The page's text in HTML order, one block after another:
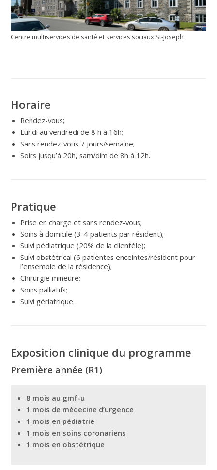
Centre multiservices de santé et services sociaux St-Joseph
Horaire
Rendez-vous;
Lundi au vendredi de 8 h à 16h;
Sans rendez-vous 7 jours/semaine;
Soirs jusqu’à 20h, sam/dim de 8h à 12h.
Pratique
Prise en charge et sans rendez-vous;
Soins à domicile (3-4 patients par résident);
Suivi pédiatrique (20% de la clientèle);
Suivi obstétrical (6 patientes enceintes/résident pour
l’ensemble de la résidence);
Chirurgie mineure;
Soins palliatifs;
Suivi gériatrique.
Exposition clinique du programme
Première année (R1)
8 mois au gmf-u
1 mois de médecine d’urgence
1 mois en pédiatrie
1 mois en soins coronariens
1 mois en obstétrique